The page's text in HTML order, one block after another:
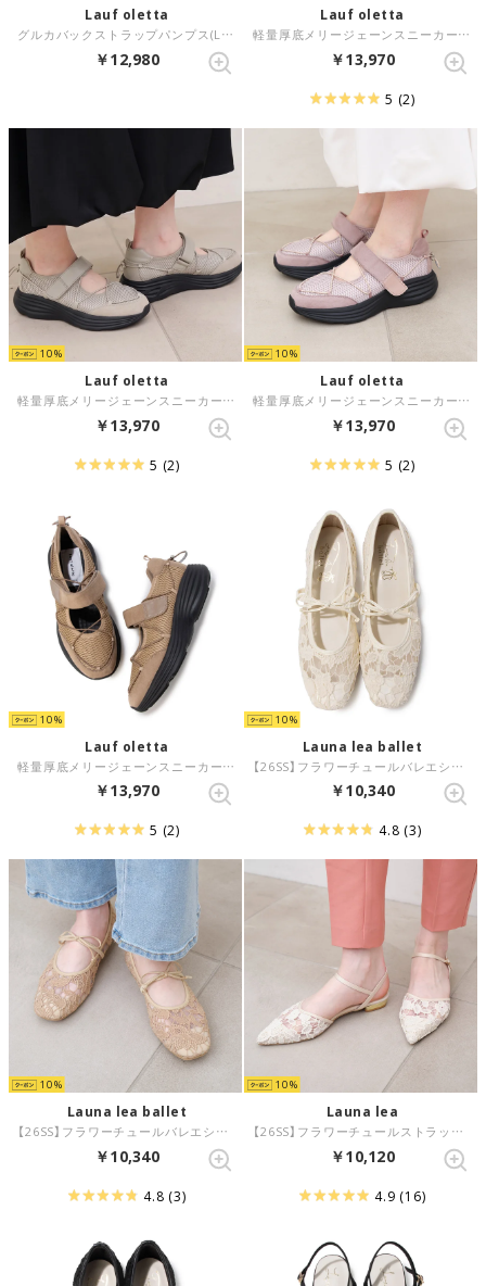
Lauf oletta
グルカバックストラップパンプス(LH123) （D.BROWN-S）
￥12,980
Lauf oletta
軽量厚底メリージェーンスニーカー(L150) （BLACK-Z）
￥13,970
5 (2)
10
Lauf oletta
軽量厚底メリージェーンスニーカー(L150) （GRAY-Z）
￥13,970
5 (2)
10
Lauf oletta
軽量厚底メリージェーンスニーカー(L150) （PINK-Z）
￥13,970
5 (2)
10
Lauf oletta
軽量厚底メリージェーンスニーカー(L150) （BEIGE-Z）
￥13,970
5 (2)
10
Launa lea ballet
【26SS】フラワーチュールバレエシューズ(B7612A) （アイボリーZ）
￥10,340
4.8 (3)
10
Launa lea ballet
【26SS】フラワーチュールバレエシューズ(B7612A) （モカZ）
￥10,340
4.8 (3)
10
Launa lea
【26SS】フラワーチュールストラップパンプス(0600A) （アイボリーZ）
￥10,120
4.9 (16)